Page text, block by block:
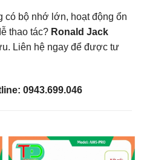
có bộ nhớ lớn, hoạt động ổn
thao tác? Ronald Jack
Liên hệ ngay để được tư
0943.699.046